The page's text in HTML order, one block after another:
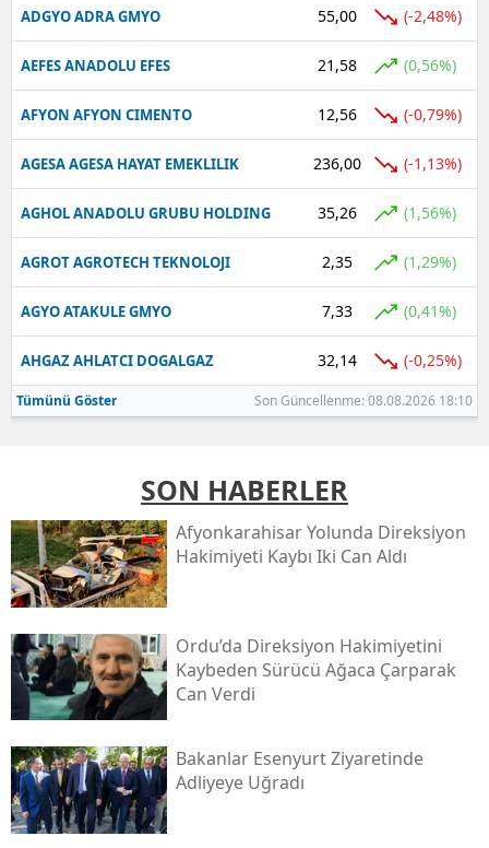
ADGYO ADRA GMYO 55,00 (-2,48%)
AEFES ANADOLU EFES 21,58 (0,56%)
AFYON AFYON CIMENTO 12,56 (-0,79%)
AGESA AGESA HAYAT EMEKLILIK 236,00 (-1,13%)
AGHOL ANADOLU GRUBU HOLDING 35,26 (1,56%)
AGROT AGROTECH TEKNOLOJI 2,35 (1,29%)
AGYO ATAKULE GMYO 7,33 (0,41%)
AHGAZ AHLATCI DOGALGAZ 32,14 (-0,25%)
Tümünü Göster Son Güncellenme: 08.08.2026 18:10
SON HABERLER
Afyonkarahisar Yolunda Direksiyon
Hakimiyeti Kaybı Iki Can Aldı
Ordu’da Direksiyon Hakimiyetini
Kaybeden Sürücü Ağaca Çarparak
Can Verdi
Bakanlar Esenyurt Ziyaretinde
Adliyeye Uğradı